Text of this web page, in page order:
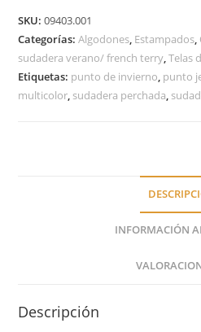
SKU:09403.001
Categorías:Algodones, Estampados,
sudadera verano/ french terry,Telas
Etiquetas: punto de invierno, punto
multicolor, sudadera perchada,
INFORMACIÓN
Descripción